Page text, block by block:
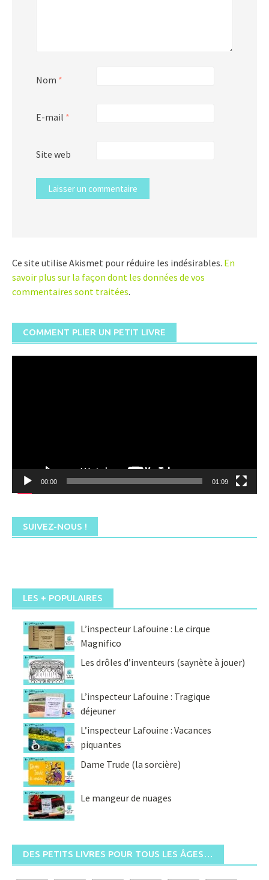
Nom *
E-mail *
Site web
Ce site utilise Akismet pour réduire les indésirables. En
savoir plus sur la façon dont les données de vos
commentaires sont traitées.
COMMENT PLIER UN PETIT LIVRE
00:00 01:09
SUIVEZ-NOUS !
LES + POPULAIRES
L’inspecteur Lafouine : Le cirque
Magnifico
Les drôles d’inventeurs (saynète à jouer)
L’inspecteur Lafouine : Tragique
déjeuner
L’inspecteur Lafouine : Vacances
piquantes
Dame Trude (la sorcière)
Le mangeur de nuages
DES PETITS LIVRES POUR TOUS LES ÂGES…